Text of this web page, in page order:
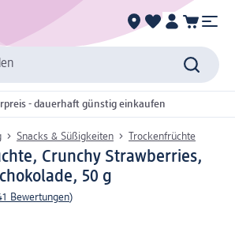
- dauerhaft günstig einkaufen
Snacks & Süßigkeiten Trockenfrüchte
Crunchy Strawberries,
50 g
Bewertungen)